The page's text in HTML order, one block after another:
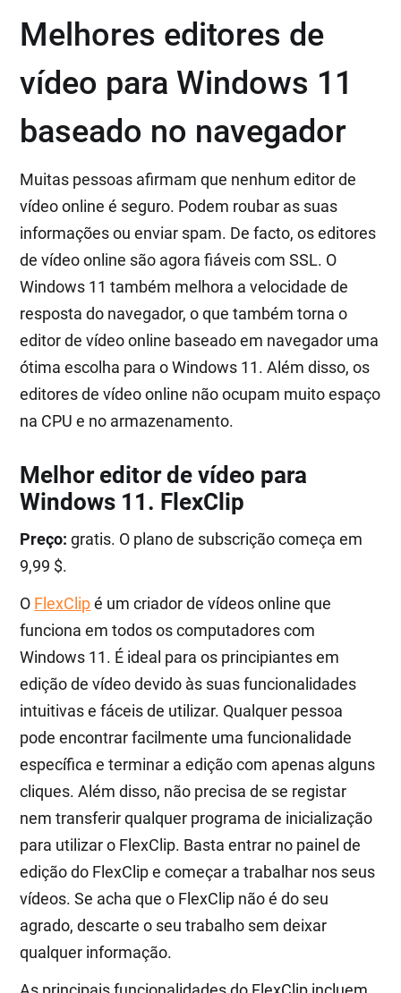
Melhores editores de
vídeo para Windows 11
baseado no navegador
Muitas pessoas afirmam que nenhum editor de
vídeo online é seguro. Podem roubar as suas
informações ou enviar spam. De facto, os editores
de vídeo online são agora fiáveis com SSL. O
Windows 11 também melhora a velocidade de
resposta do navegador, o que também torna o
editor de vídeo online baseado em navegador uma
ótima escolha para o Windows 11. Além disso, os
editores de vídeo online não ocupam muito espaço
na CPU e no armazenamento.
Melhor editor de vídeo para
Windows 11. FlexClip
Preço: gratis. O plano de subscrição começa em
9,99 $.
O FlexClipé um criador de vídeos online que
funciona em todos os computadores com
Windows 11. É ideal para os principiantes em
edição de vídeo devido às suas funcionalidades
intuitivas e fáceis de utilizar. Qualquer pessoa
pode encontrar facilmente uma funcionalidade
específica e terminar a edição com apenas alguns
cliques. Além disso, não precisa de se registar
nem transferir qualquer programa de inicialização
para utilizar o FlexClip. Basta entrar no painel de
edição do FlexClip e começar a trabalhar nos seus
vídeos. Se acha que o FlexClip não é do seu
agrado, descarte o seu trabalho sem deixar
qualquer informação.